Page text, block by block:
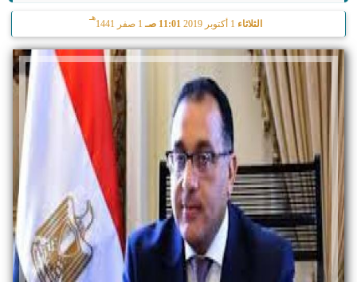
الثلاثاء 11:01 صـ 1 صفر 1441
هـ